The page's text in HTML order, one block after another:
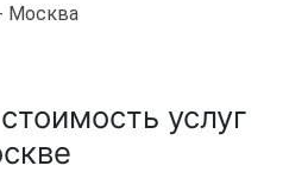
Москва
услуг